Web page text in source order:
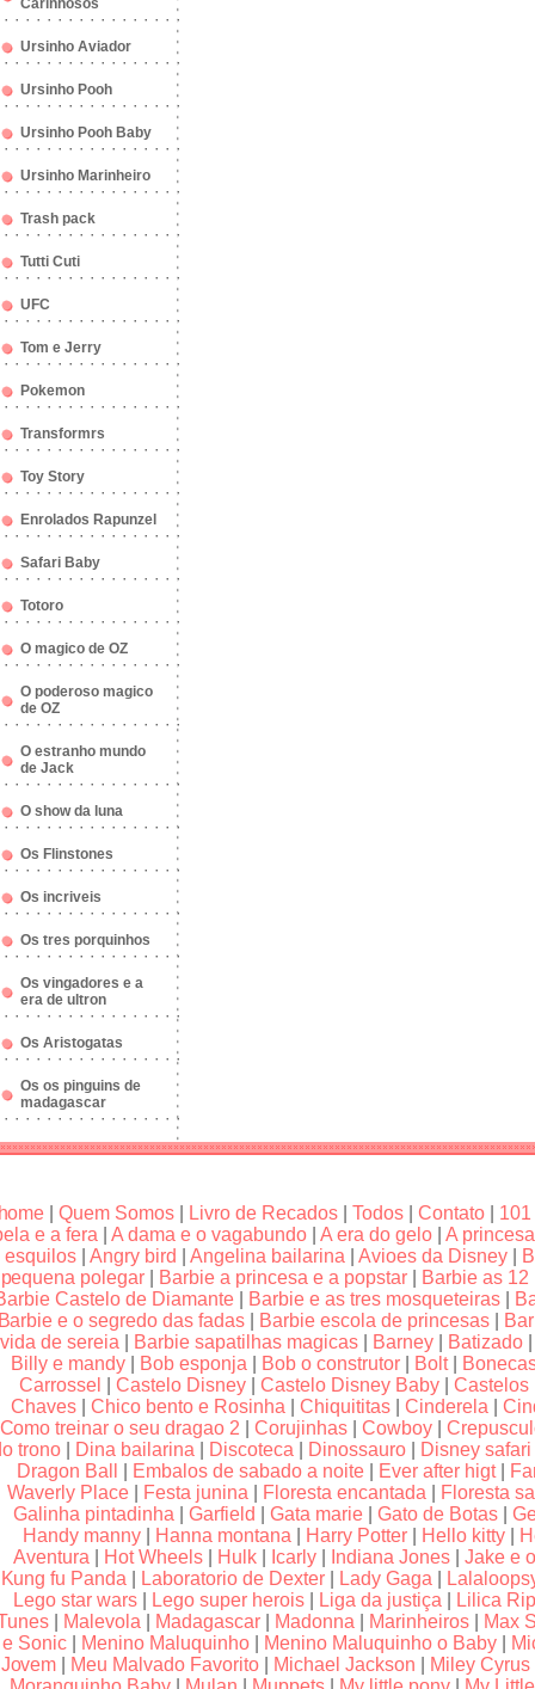
Carinhosos
Ursinho Aviador
Ursinho Pooh
Ursinho Pooh Baby
Ursinho Marinheiro
Trash pack
Tutti Cuti
UFC
Tom e Jerry
Pokemon
Transformrs
Toy Story
Enrolados Rapunzel
Safari Baby
Totoro
O magico de OZ
O poderoso magico
de OZ
O estranho mundo
de Jack
O show da luna
Os Flinstones
Os incriveis
Os tres porquinhos
Os vingadores e a
era de ultron
Os Aristogatas
Os os pinguins de
madagascar
|Quem Somos Livro de Recados |Todos |Contato
e a fera
A dama e o vagabundo A era do gelo
A
esquilos
Angry bird Angelina bailarina Avioes da Disney
pequena polegar
Barbie a princesa e a popstar
Barbie as
Castelo de Diamante
Barbie e as tres mosqueteiras
e o segredo das fadas
Barbie escola de princesas
vida de sereia
Barbie sapatilhas magicas Barney Batizado
Billy e mandy
Bob esponja Bob o construtor Bolt|
Carrossel
|Castelo Disney |Castelo Disney Baby |Castelos
Chaves
Chico bento e Rosinha Chiquititas Cinderela
Como treinar o seu dragao 2 |Corujinhas |Cowboy |
trono
Dina bailarina Discoteca Dinossauro Disney safari
Dragon Ball
Embalos de sabado a noite Ever after higt|
Waverly Place
Festa junina Floresta encantada
Floresta
Galinha pintadinha |Garfield |Gata marie |Gato de Botas |
Handy manny
Hanna montana Harry Potter Hello kitty
Aventura
Hot Wheels Hulk Icarly Indiana Jones
Jake e
Kung fu Panda
Laboratorio de Dexter Lady Gaga
Lego star wars
Lego super herois Liga da justiça
Lilica
Malevola Madagascar Madonna Marinheiros
Max
e Sonic
Menino Maluquinho Menino Maluquinho o Baby
Jovem
Meu Malvado Favorito Michael Jackson Miley Cyrus